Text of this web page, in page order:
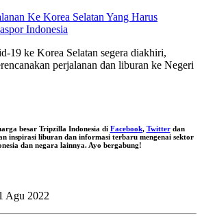
Ke Korea Selatan Yang Harus
Indonesia
19 ke Korea Selatan segera diakhiri,
perjalanan dan liburan ke Negeri
besar Tripzilla Indonesia di Facebook, Twitterdan
inspirasi liburan dan informasi terbaru mengenai sektor
dan negara lainnya. Ayo bergabung!
Agu 2022